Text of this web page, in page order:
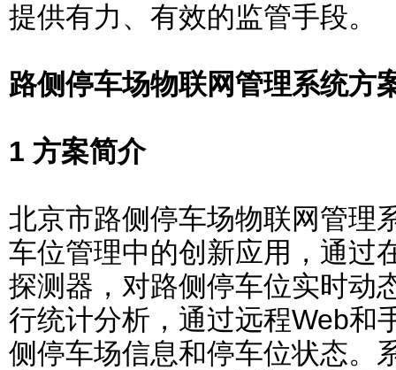
提供有力、有效的监管手段。
路侧停车场物联网管理系统方
1 方案简介
北京市路侧停车场物联网管理
车位管理中的创新应用，通过
探测器，对路侧停车位实时动
行统计分析，通过远程Web和
侧停车场信息和停车位状态。